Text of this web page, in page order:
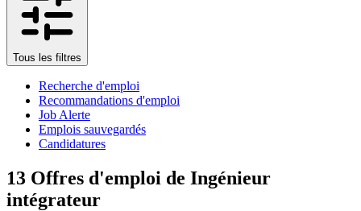
Tous les filtres
Recherche d'emploi
Recommandations d'emploi
Job Alerte
Emplois sauvegardés
Candidatures
13 Offres d'emploi de Ingénieur
intégrateur